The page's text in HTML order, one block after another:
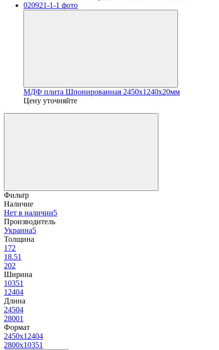
МДФ плита Шпонированная 2450х1240x20мм
Цену уточняйте
Фильтр
Наличие
Нет в наличии5
Производитель
Украина5
Толщина
172
18.51
202
Ширина
10351
12404
Длина
24504
28001
Формат
2450х12404
2800х10351